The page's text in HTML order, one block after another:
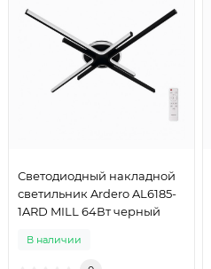
Светодиодный накладной
светильник Ardero AL6185-
1ARD MILL 64Вт черный
В наличии